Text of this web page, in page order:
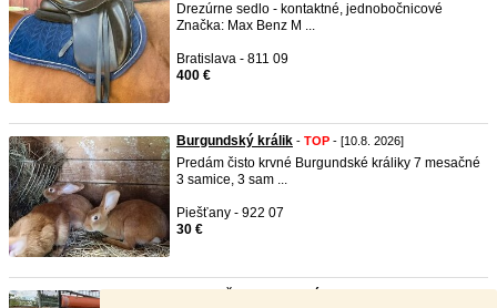
Drezúrne sedlo - kontaktné, jednobočnicové
Značka: Max Benz M ...
Bratislava - 811 09
400 €
Burgundský králik - TOP - [10.8. 2026]
Predám čisto krvné Burgundské králiky 7 mesačné
3 samice, 3 sam ...
Piešťany - 922 07
30 €